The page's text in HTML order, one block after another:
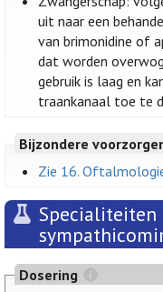
uit naar een
van brimonidine of
dat worden
gebruik is laag en
traankanaal toe te
Bijzondere
Zie 16.
Specialiteiten
Dosering